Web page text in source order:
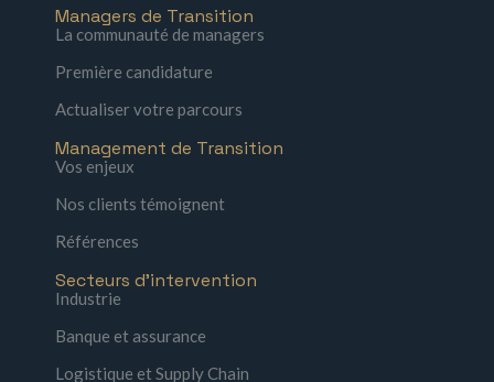
Managers de Transition
La communauté de managers
Première candidature
Actualiser votre parcours
Management de Transition
Vos enjeux
Nos clients témoignent
Références
Secteurs d'intervention
Industrie
Banque et assurance
Logistique et Supply Chain